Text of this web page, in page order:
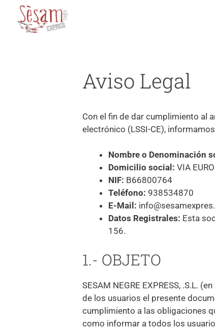
Aviso Legal
Con el fin de dar cumplimiento al
electrónico (LSSI-CE),
Nombre o Denominación
Domicilio social: VIA
NIF: B66800764
Teléfono: 938534870
E-Mail:
Datos Registrales: Esta
156.
1.- OBJETO
SESAM NEGRE EXPRESS, .S.L.
de los usuarios el presente
cumplimiento a las obligaciones
como informar a todos los